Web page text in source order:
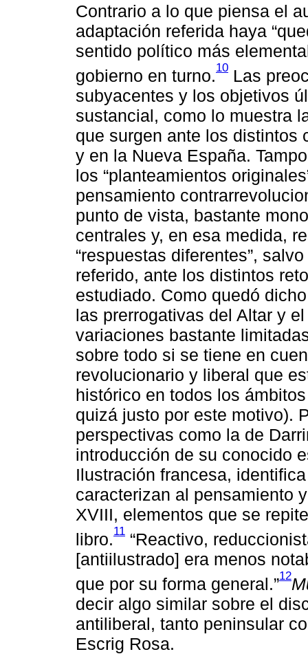
Contrario a lo que piensa el
adaptación referida haya
sentido político más
gobierno en turno.10 Las
subyacentes y los objetivos
sustancial, como lo muestra
que surgen ante los distintos
y en la Nueva España.
los “planteamientos
pensamiento
punto de vista, bastante
centrales y, en esa medida,
“respuestas diferentes”,
referido, ante los distintos
estudiado. Como quedó
las prerrogativas del Altar y
variaciones bastante
sobre todo si se tiene en
revolucionario y liberal que
histórico en todos los
quizá justo por este motivo).
perspectivas como la de
introducción de su conocido
Ilustración francesa,
caracterizan al pensamiento
XVIII, elementos que se
libro.11 “Reactivo,
[antiilustrado] era menos
que por su forma general.”12
decir algo similar sobre el
antiliberal, tanto peninsular
Escrig Rosa.